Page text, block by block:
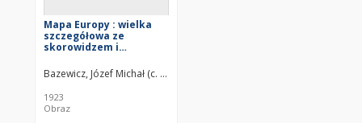
Mapa Europy : wielka
szczegółowa ze
skorowidzem i
Bazewicz, Józef Michał (c. 1862 – 1928)
1923
Obraz